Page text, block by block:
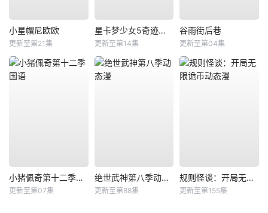
小星帽尼欧欧
更新至第21集
星卡梦少女5奇迹绽放
更新至第14集
谷雨街后巷
更新至第04集
小猪佩奇第十二季国语
更新至第07集
绝世武神第八季动态漫
更新至第88集
规则怪谈：开局无限诡币动态漫
更新至第155集